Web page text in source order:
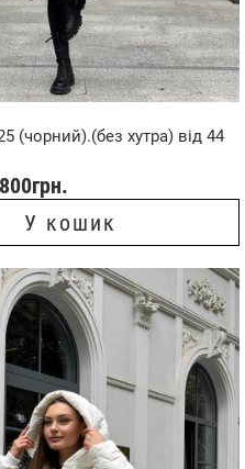
(чорний).(без хутра) від 44
грн.
У кошик